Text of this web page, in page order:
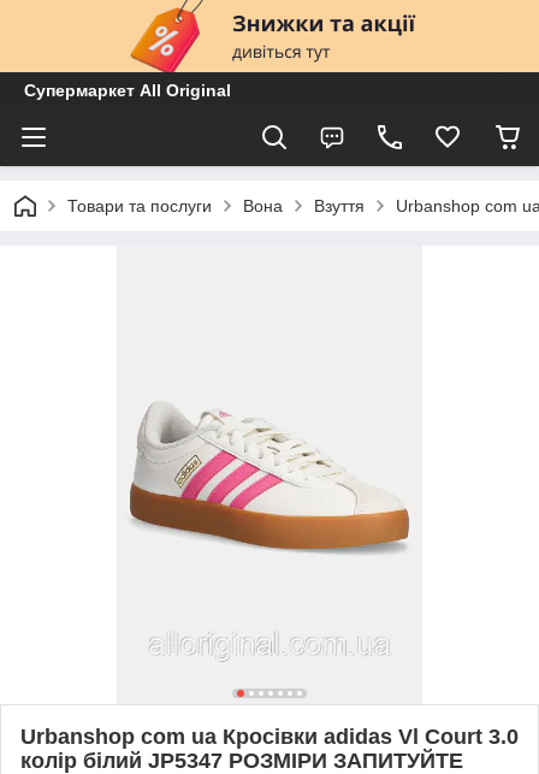
Супермаркет All Original
Товари та послуги Вона Взуття Urbanshop com
Urbanshop com ua Кросівки adidas Vl Court 3.0
колір білий JP5347 РОЗМІРИ ЗАПИТУЙТЕ